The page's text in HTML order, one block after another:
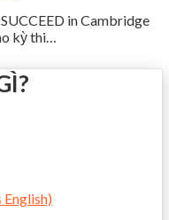
in Cambridge
kỳ thi…
English)